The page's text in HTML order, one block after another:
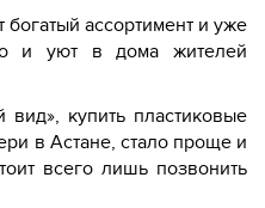
ассортимент и уже
и уют в дома жителей
купить пластиковые
в Астане, стало проще и
всего лишь позвонить